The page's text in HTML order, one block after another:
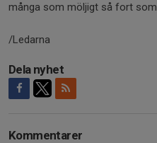
många som möljigt så fort
/Ledarna
Dela nyhet
Kommentarer